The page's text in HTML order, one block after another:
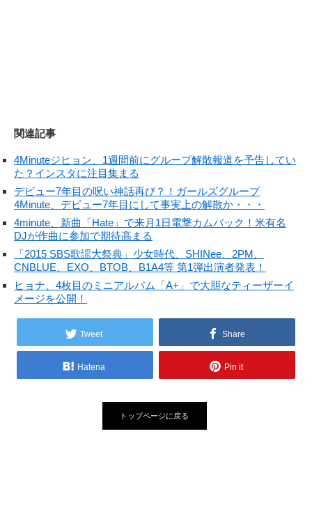
関連記事
4Minuteジヒョン、1週間前にグループ解散報道を予告してい
た？インスタに注目集まる
デビュー7年目の呪い神話再び？！ガールズグループ
4Minute、デビュー7年目にして事実上の解散か・・・
4minute、新曲「Hate」で来月1日電撃カムバック！米有名
DJが作曲に参加で期待高まる
「2015 SBS歌謡大祭典」少女時代、SHINee、2PM、
CNBLUE、EXO、BTOB、B1A4等 第1弾出演者発表！
ヒョナ、4枚目のミニアルバム「A+」で大胆なティーザーイ
メージを公開！
Tweet Share
Hatena Pin it
トップページに戻る